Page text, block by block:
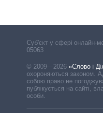
Cуб'єкт у сфері онлайн-
05063
© 2009—2026 «Слово і
охороняються законом.
собою право не
публікується на сайті,
особи.